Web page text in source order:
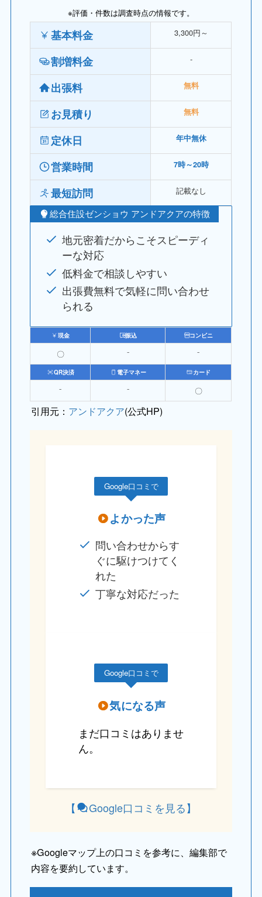
※評価・件数は調査時点の情報です。
基本料金 3,300円～
割増料金 ‐
出張料 無料
お見積り 無料
定休日 年中無休
営業時間 7時～20時
最短訪問 記載なし
総合住設ゼンショウ アンドアクアの特徴
地元密着だからこそスピーディ
ーな対応
低料金で相談しやすい
出張費無料で気軽に問い合わせ
られる
現金 振込 コンビニ
〇 ⁻ ⁻
QR決済 電子マネー カード
⁻ ⁻ 〇
引用元： アンドアクア(公式HP)
Google口コミで
よかった声
問い合わせからす
ぐに駆けつけてく
れた
丁寧な対応だった
Google口コミで
気になる声
まだ口コミはありませ
ん。
【 Google口コミを見る】
※Googleマップ上の口コミを参考に、編集部で
内容を要約しています。